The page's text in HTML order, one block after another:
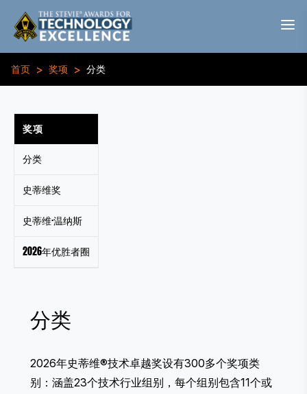
首页 > 奖项 > 分类
奖项
分类
史蒂维奖
史蒂维·温纳斯
2026年优胜者圈
分类
2026年史蒂维®技术卓越奖设有300多个奖项类
别：涵盖23个技术行业组别，每个组别包含11个或